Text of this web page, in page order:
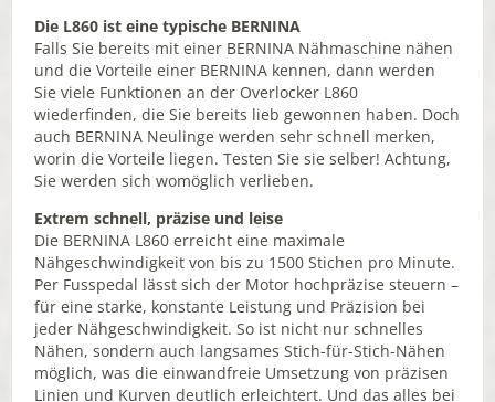
Die L860 ist eine typische BERNINA
Falls Sie bereits mit einer BERNINA Nähmaschine nähen
und die Vorteile einer BERNINA kennen, dann werden
Sie viele Funktionen an der Overlocker L860
wiederfinden, die Sie bereits lieb gewonnen haben. Doch
auch BERNINA Neulinge werden sehr schnell merken,
worin die Vorteile liegen. Testen Sie sie selber! Achtung,
Sie werden sich womöglich verlieben.
Extrem schnell, präzise und leise
Die BERNINA L860 erreicht eine maximale
Nähgeschwindigkeit von bis zu 1500 Stichen pro Minute.
Per Fusspedal lässt sich der Motor hochpräzise steuern –
für eine starke, konstante Leistung und Präzision bei
jeder Nähgeschwindigkeit. So ist nicht nur schnelles
Nähen, sondern auch langsames Stich-für-Stich-Nähen
möglich, was die einwandfreie Umsetzung von präzisen
Linien und Kurven deutlich erleichtert. Und das alles bei